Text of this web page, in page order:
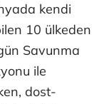
kendi
10 ülkeden
Savunma
ile
dost-